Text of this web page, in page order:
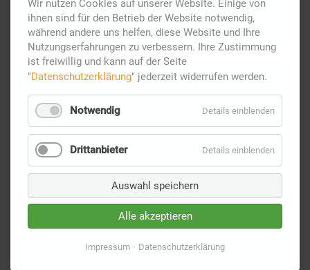
Notfallvorsorge
Mittwoch,08.07.2026
Weiterlesen …Notfallvorsorge
Wir nutzen Cookies auf unserer Website. Einige von
ihnen sind für den Betrieb der Website notwendig,
während andere uns helfen, diese Website und Ihre
Nutzungserfahrungen zu verbessern. Ihre Zustimmung
ist freiwillig und kann auf der Seite
"Datenschutzerklärung" jederzeit widerrufen werden.
Notwendig Details einblenden
Drittanbieter Details einblenden
Auswahl speichern
Alle akzeptieren
Impressum Datenschutzerklärung